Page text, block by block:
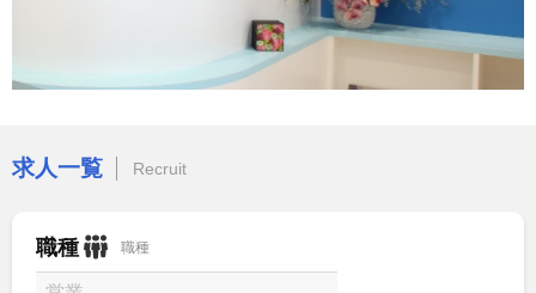
求人一覧 Recruit
職種 職種